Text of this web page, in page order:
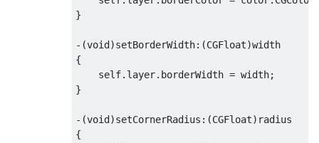
}
-(void )setBorderWidth:(CGFloat)
{
    self
. layer. borderWidth = width;
}
-(void )setCornerRadius :(CGFloat)
{